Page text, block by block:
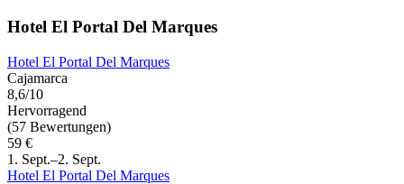
Hotel El Portal Del Marques
Hotel El Portal Del Marques
Cajamarca
8,6/10
Hervorragend
(57 Bewertungen)
59 €
1. Sept.–2. Sept.
Hotel El Portal Del Marques